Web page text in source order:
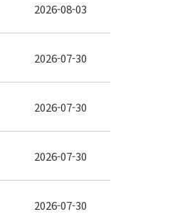
2026-08-03
2026-07-30
2026-07-30
2026-07-30
2026-07-30